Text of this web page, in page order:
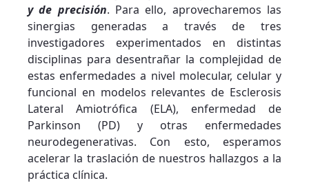
y de precisión. Para ello, aprovecharemos las
sinergias generadas a través de tres
investigadores experimentados en distintas
disciplinas para desentrañar la complejidad de
estas enfermedades a nivel molecular, celular y
funcional en modelos relevantes de Esclerosis
Lateral Amiotrófica (ELA), enfermedad de
Parkinson (PD) y otras enfermedades
neurodegenerativas. Con esto, esperamos
acelerar la traslación de nuestros hallazgos a la
práctica clínica.